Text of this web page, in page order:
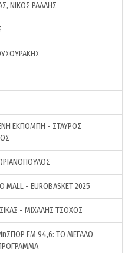
ΝΙΚΟΣ ΡΑΛΛΗΣ
ΕΚΠΟΜΠΗ - ΣΤΑΥΡΟΣ
MALL - EUROBASKET 2025
- ΜΙΧΑΛΗΣ ΤΣΟΧΟΣ
FM 94,6: ΤΟ ΜΕΓΑΛΟ